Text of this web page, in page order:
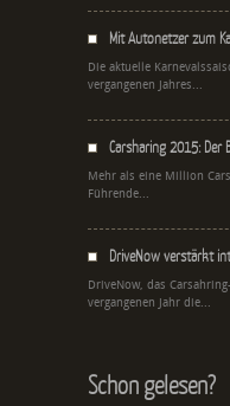
Mit Autonetzer zum
Die aktuelle
vergangenen Jahres...
Carsharing 2015: Der
Mehr als eine Million
Führende...
DriveNow verstärkt
DriveNow, das
vergangenen Jahr die...
Schon gelesen?